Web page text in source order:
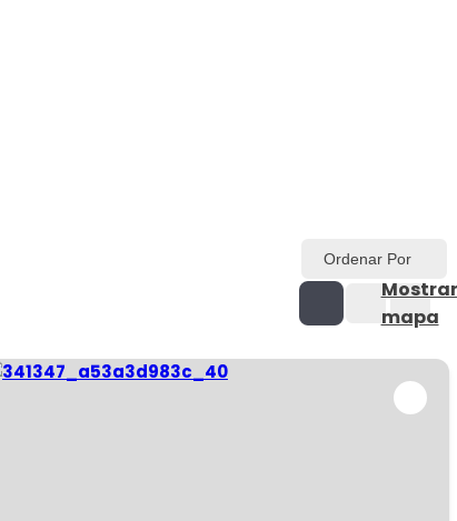
Ordenar Por
Mostrar
mapa